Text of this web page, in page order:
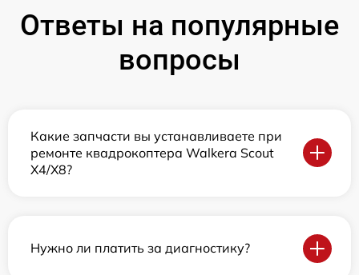
Ответы на популярные
вопросы
Какие запчасти вы устанавливаете при
ремонте квадрокоптера Walkera Scout
X4/X8?
Нужно ли платить за диагностику?